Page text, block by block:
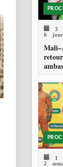
3
6
1
2